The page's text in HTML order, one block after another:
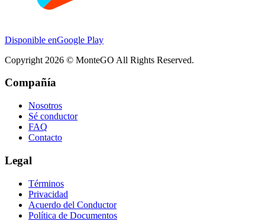
Disponible enGoogle Play
Copyright 2026 © MonteGO All Rights Reserved.
Compañía
Nosotros
Sé conductor
FAQ
Contacto
Legal
Términos
Privacidad
Acuerdo del Conductor
Política de Documentos